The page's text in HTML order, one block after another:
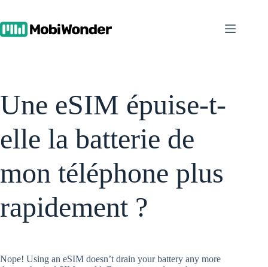
content
Une eSIM épuise-t-
elle la batterie de
mon téléphone plus
rapidement ?
Nope! Using an eSIM doesn’t drain your battery any more